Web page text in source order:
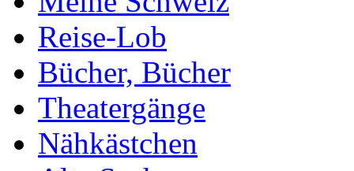
Reise-Lob
Bücher, Bücher
Theatergänge
Nähkästchen